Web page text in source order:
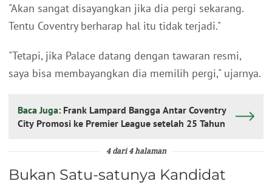
"Akan sangat disayangkan jika dia pergi sekarang.
Tentu Coventry berharap hal itu tidak terjadi."
"Tetapi, jika Palace datang dengan tawaran resmi,
saya bisa membayangkan dia memilih pergi," ujarnya.
Baca Juga: Frank Lampard Bangga Antar Coventry
City Promosi ke Premier League setelah 25 Tahun
4 dari 4 halaman
Bukan Satu-satunya Kandidat